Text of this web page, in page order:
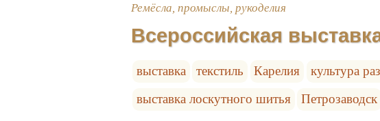
Ремёсла, промыслы, рукоделия
Всероссийская
выставка текстиль Карелия
культура
выставка лоскутного шитья
Петрозаводск